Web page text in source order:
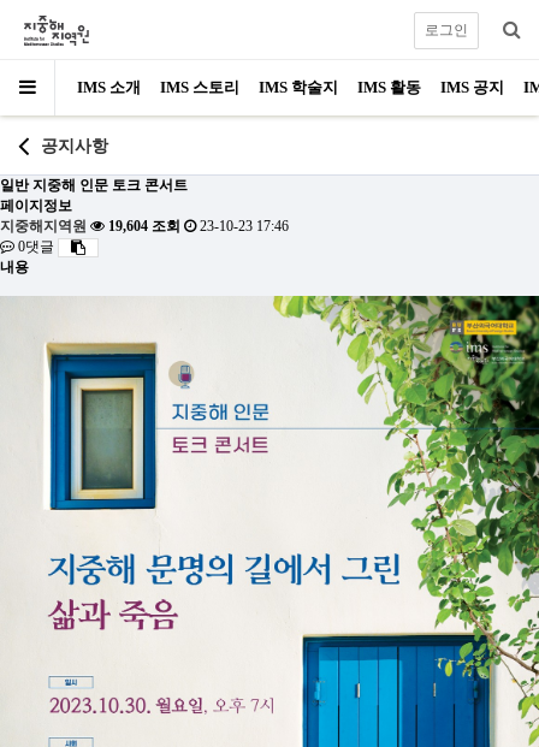
IMS 소개 IMS 스토리 IMS 학술지 IMS 활동 IMS 공지
로그인
공지사항
일반 지중해 인문 토크 콘서트
페이지정보
지중해지역원
19,604 조회
23-10-23 17:46
0댓글
내용